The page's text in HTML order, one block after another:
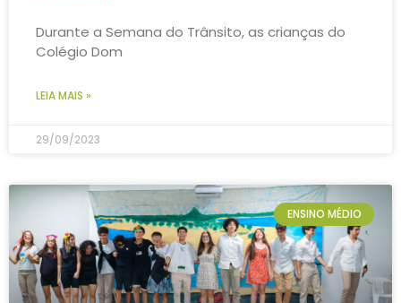
Durante a Semana do Trânsito, as crianças do
Colégio Dom
LEIA MAIS »
29/09/2023
ENSINO MÉDIO